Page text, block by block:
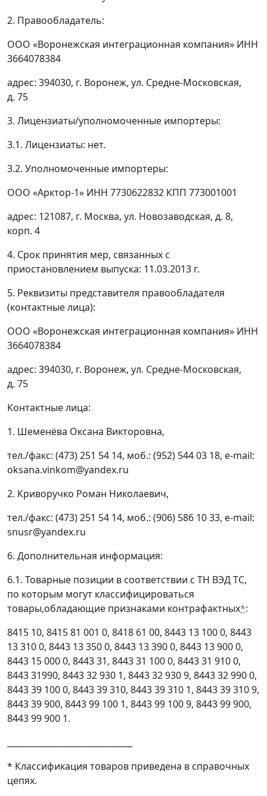
2. Правообладатель:
ООО «Воронежская интеграционная компания» ИНН
3664078384
адрес: 394030, г. Воронеж, ул. Средне-Московская,
д. 75
3. Лицензиаты/уполномоченные импортеры:
3.1. Лицензиаты: нет.
3.2. Уполномоченные импортеры:
ООО «Арктор-1» ИНН 7730622832 КПП 773001001
адрес: 121087, г. Москва, ул. Новозаводская, д. 8,
корп. 4
4. Срок принятия мер, связанных с
приостановлением выпуска: 11.03.2013 г.
5. Реквизиты представителя правообладателя
(контактные лица):
ООО «Воронежская интеграционная компания» ИНН
3664078384
адрес: 394030, г. Воронеж, ул. Средне-Московская,
д. 75
Контактные лица:
1. Шеменёва Оксана Викторовна,
тел./факс: (473) 251 54 14, моб.: (952) 544 03 18, e-mail:
oksana.vinkom@yandex.ru
2. Криворучко Роман Николаевич,
тел./факс: (473) 251 54 14, моб.: (906) 586 10 33, e-mail:
snusr@yandex.ru
6. Дополнительная информация:
6.1. Товарные позиции в соответствии с ТН ВЭД ТС,
по которым могут классифицироваться
товары,обладающие признаками контрафактных*:
8415 10, 8415 81 001 0, 8418 61 00, 8443 13 100 0, 8443
13 310 0, 8443 13 350 0, 8443 13 390 0, 8443 13 900 0,
8443 15 000 0, 8443 31, 8443 31 100 0, 8443 31 910 0,
8443 31990, 8443 32 930 1, 8443 32 930 9, 8443 32 990 0,
8443 39 100 0, 8443 39 310, 8443 39 310 1, 8443 39 310 9,
8443 39 900, 8443 99 100 1, 8443 99 100 9, 8443 99 900,
8443 99 900 1.
* Классификация товаров приведена в справочных
цепях.